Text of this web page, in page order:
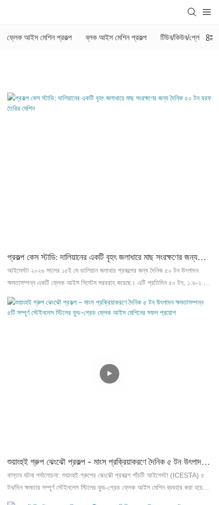
ফ্লেক আইস মেশিন প্রকল্প ব্লক আইস মেশিন প্রকল্প টিউব/কিউব/প্লেট আইস
প্রকল্প কেস স্টাডি: দালিয়ানের একটি বৃহৎ জলাধারে মাছ সংরক্ষণের জন্য
দৈনিক ৫০ টন বরফ তৈরির মেশিন
আইসেস্টা ২০২৬ সালের ১৫ই মে ডালিয়ান জলাধার প্রকল্পের জন্য দৈনিক ৫০ টন উৎপাদন
ক্ষমতাসম্পন্ন একটি ফ্লেক আইস সিস্টেম সরবরাহ করেছে। এটি প্রতিদিন ৫০ টন, ১.৬-২.৩
মিমি আকারের শুষ্ক ও মসৃণ ফ্লেক বরফ উৎপাদন করে যা মাছের গুণমান রক্ষা করে। এতে
স্বয়ংক্রিয় নিয়ন্ত্রণ ব্যবস্থা, সুরক্ষা ব্যবস্থা এবং স্টেইনলেস স্টিলের ইভাপোরেটর রয়েছে। এটি
জলজ প্রক্রিয়াকরণ, খাদ্য সংরক্ষণ এবং রাসায়নিক শীতলীকরণে ব্যবহৃত হয়।
শুয়াংহুই গ্রুপ ঝেংঝৌ প্রকল্প – মাংস প্রক্রিয়াকরণে দৈনিক ৫ টন উৎপাদন
ক্ষমতাসম্পন্ন ৫টি সম্পূর্ণ স্টেইনলেস স্টিলের ফুড-গ্রেড ফ্লেক আইস
মেশিনের সফল প্রয়োগ
বাস্তব ঘটনা পর্যালোচনা: শুয়াংহুই গ্রুপের ঝেংঝৌ প্রকল্পে পাঁচটি আইসেস্টা (ICESTA) ৫
টন/দিন ক্ষমতার সম্পূর্ণ স্টেইনলেস স্টিলের ফুড-গ্রেড ফ্লেক আইস মেশিন ব্যবহার করা হয়েছে,